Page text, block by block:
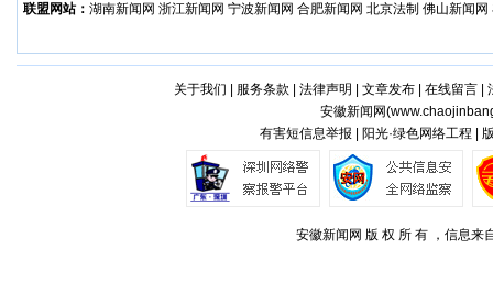
联盟网站： 湖南新闻网 浙江新闻网 宁波新闻网 合肥新闻网 北京法制 佛山新闻网
关于我们 服务条款 法律声明 文章发布| 在线留言|
安徽新闻网(
有害短信息举报 | 阳光·绿色网络工程 |
安徽新闻网 版 权 所 有 ，信息